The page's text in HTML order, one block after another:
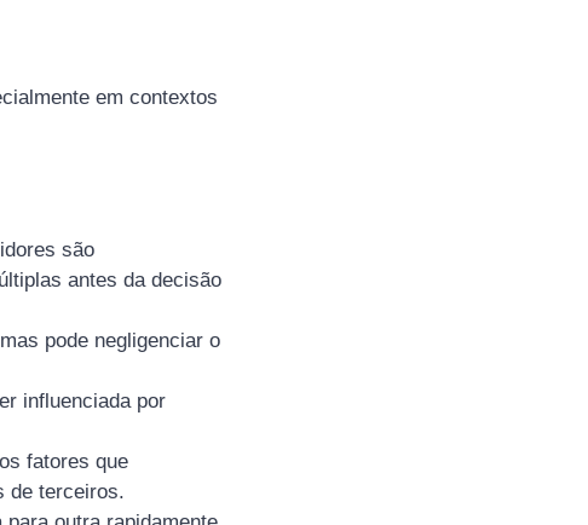
em contextos
são
antes da decisão
pode negligenciar o
influenciada por
fatores que
de terceiros.